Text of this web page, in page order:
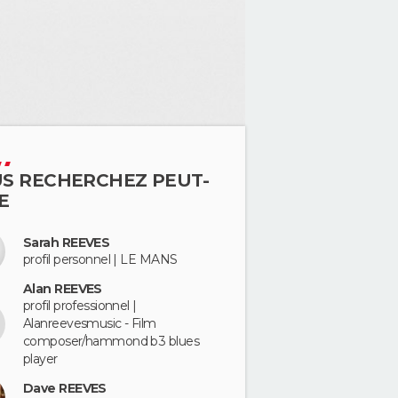
RECHERCHEZ PEUT-
Sarah REEVES
profil personnel | LE MANS
Alan REEVES
profil professionnel |
Alanreevesmusic - Film
composer/hammond b3 blues
player
Dave REEVES